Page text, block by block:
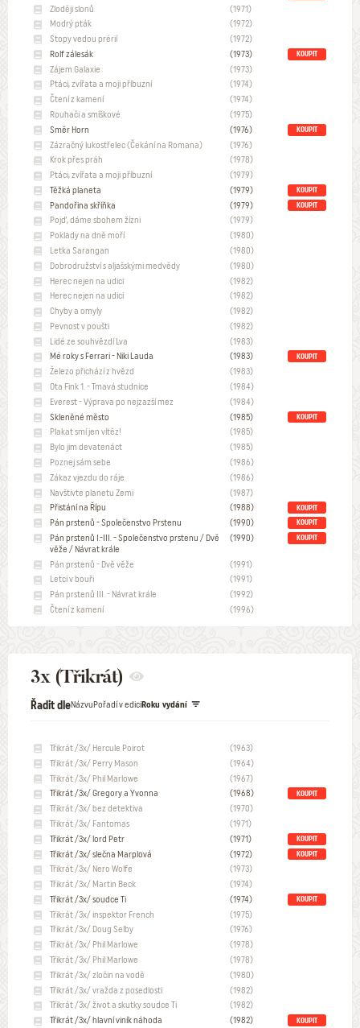
Zloději slonů
(1971)
Modrý pták
(1972)
Stopy vedou prérií
(1972)
Rolf zálesák
(1973) KOUPIT
Zájem Galaxie
(1973)
Ptáci, zvířata a moji příbuzní
(1974)
Čtení z kamení
(1974)
Rouhači a smíškové
(1975)
Směr Horn
(1976) KOUPIT
Zázračný lukostřelec (Čekání na Romana)
(1976)
Krok přes práh
(1978)
Ptáci, zvířata a moji příbuzní
(1979)
Těžká planeta
(1979) KOUPIT
Pandořina skříňka (1979) KOUPIT
Pojď, dáme sbohem žízni
(1979)
Poklady na dně moří
(1980)
Letka Sarangan
(1980)
Dobrodružství s aljašskými medvědy
(1980)
Herec nejen na udici
(1982)
Herec nejen na udici
(1982)
Chyby a omyly
(1982)
Pevnost v poušti
(1982)
Lidé ze souhvězdí Lva
(1983)
Mé roky s Ferrari - Niki Lauda
(1983) KOUPIT
Železo přichází z hvězd
(1983)
Ota Fink 1. - Tmavá studnice
(1984)
Everest - Výprava po nejzazší mez
(1984)
Skleněné město
(1985) KOUPIT
Plakat smí jen vítěz!
(1985)
Bylo jim devatenáct
(1985)
Poznej sám sebe
(1986)
Zákaz vjezdu do ráje
(1986)
Navštivte planetu Zemi
(1987)
Přistání na Řípu
(1988) KOUPIT
Pán prstenů - Společenstvo Prstenu (1990) KOUPIT
Pán prstenů I.-III. - Společenstvo prstenu / Dvě
věže / Návrat krále
(1990) KOUPIT
Pán prstenů - Dvě věže
(1991)
Letci v bouři
(1991)
Pán prstenů III. - Návrat krále
(1992)
Čtení z kamení
(1996)
3x (Třikrát)
Řadit dleNázvuPořadí v ediciRoku vydání
Třikrát /3x/ Hercule Poirot
(1963)
Třikrát /3x/ Perry Mason
(1964)
Třikrát /3x/ Phil Marlowe
(1967)
Třikrát /3x/ Gregory a Yvonna
(1968) KOUPIT
Třikrát /3x/ bez detektiva
(1970)
Třikrát /3x/ Fantomas
(1971)
Třikrát /3x/ lord Petr
(1971) KOUPIT
Třikrát /3x/ slečna Marplová (1972) KOUPIT
Třikrát /3x/ Nero Wolfe
(1973)
Třikrát /3x/ Martin Beck
(1974)
Třikrát /3x/ soudce Ti
(1974) KOUPIT
Třikrát /3x/ inspektor French
(1975)
Třikrát /3x/ Doug Selby
(1976)
Třikrát /3x/ Phil Marlowe
(1978)
Třikrát /3x/ Phil Marlowe
(1978)
Třikrát /3x/ zločin na vodě
(1980)
Třikrát /3x/ vražda z posedlosti
(1982)
Třikrát /3x/ život a skutky soudce Ti
(1982)
Třikrát /3x/ hlavní viník náhoda
(1982) KOUPIT